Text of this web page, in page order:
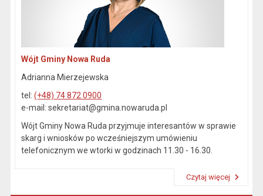
Wójt Gminy Nowa Ruda
Adrianna Mierzejewska
tel:(+48) 74 872 0900
e-mail: sekretariat@gmina.nowaruda.pl
Wójt Gminy Nowa Ruda przyjmuje interesantów w sprawie
skarg i wniosków po wcześniejszym umówieniu
telefonicznym we wtorki w godzinach 11.30 - 16.30.
Czytaj więcej